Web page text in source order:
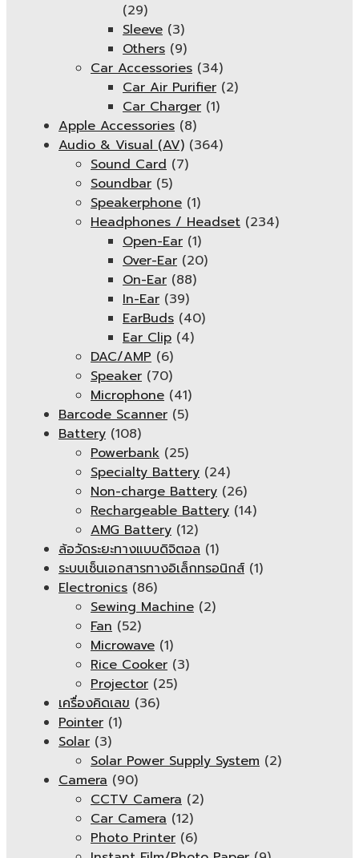
(29)
Sleeve (3)
Others (9)
Car Accessories (34)
Car Air Purifier (2)
Car Charger (1)
Apple Accessories (8)
Audio & Visual (AV) (364)
Sound Card (7)
Soundbar (5)
Speakerphone (1)
Headphones / Headset (234)
Open-Ear (1)
Over-Ear (20)
On-Ear (88)
In-Ear (39)
EarBuds (40)
Ear Clip (4)
DAC/AMP (6)
Speaker (70)
Microphone (41)
Barcode Scanner (5)
Battery (108)
Powerbank (25)
Specialty Battery (24)
Non-charge Battery (26)
Rechargeable Battery (14)
AMG Battery (12)
ล้อวัดระยะทางแบบดิจิตอล (1)
ระบบเซ็นเอกสารทางอิเล็กทรอนิกส์ (1)
Electronics (86)
Sewing Machine (2)
Fan (52)
Microwave (1)
Rice Cooker (3)
Projector (25)
เครื่องคิดเลข (36)
Pointer (1)
Solar (3)
Solar Power Supply System (2)
Camera (90)
CCTV Camera (2)
Car Camera (12)
Photo Printer (6)